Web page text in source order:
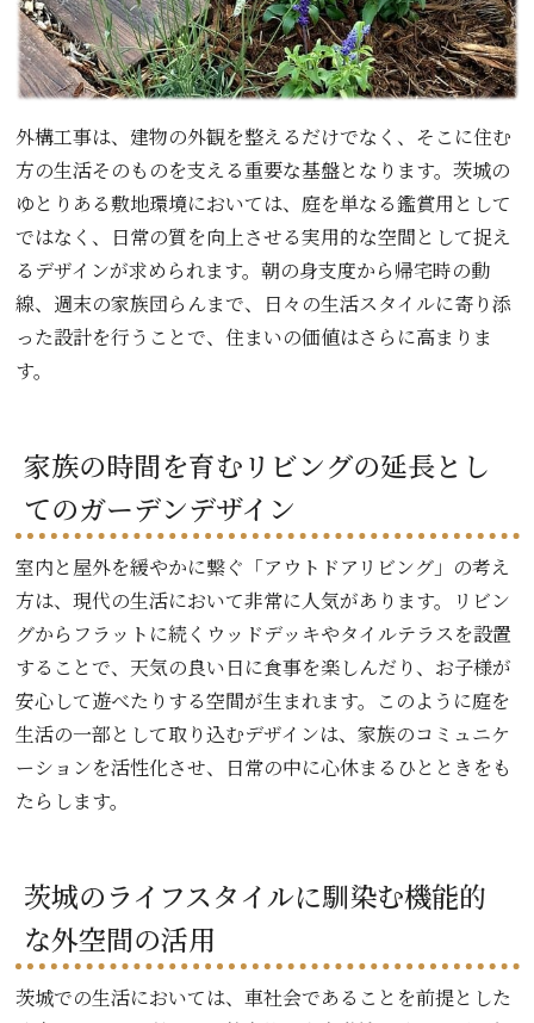
外構工事は、建物の外観を整えるだけでなく、そこに住む
方の生活そのものを支える重要な基盤となります。茨城の
ゆとりある敷地環境においては、庭を単なる鑑賞用として
ではなく、日常の質を向上させる実用的な空間として捉え
るデザインが求められます。朝の身支度から帰宅時の動
線、週末の家族団らんまで、日々の生活スタイルに寄り添
った設計を行うことで、住まいの価値はさらに高まりま
す。
家族の時間を育むリビングの延長とし
てのガーデンデザイン
室内と屋外を緩やかに繋ぐ「アウトドアリビング」の考え
方は、現代の生活において非常に人気があります。リビン
グからフラットに続くウッドデッキやタイルテラスを設置
することで、天気の良い日に食事を楽しんだり、お子様が
安心して遊べたりする空間が生まれます。このように庭を
生活の一部として取り込むデザインは、家族のコミュニケ
ーションを活性化させ、日常の中に心休まるひとときをも
たらします。
茨城のライフスタイルに馴染む機能的
な外空間の活用
茨城での生活においては、車社会であることを前提とした